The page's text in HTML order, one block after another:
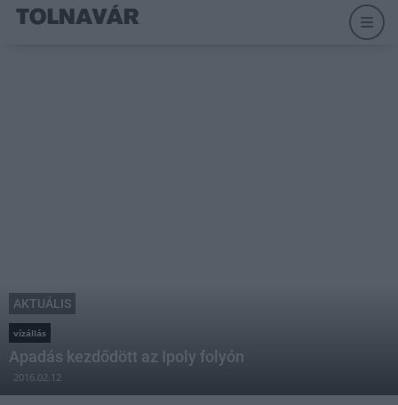
AKTUÁLIS
vízállás
Apadás kezdődött az Ipoly folyón
2016.02.12